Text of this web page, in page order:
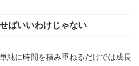
ばいいわけじゃない
純に時間を積み重ねるだけでは成長